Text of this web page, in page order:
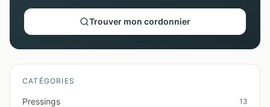
Trouver mon cordonnier
CATÉGORIES
Pressings 13